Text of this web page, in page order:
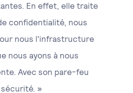
En effet, elle traite
confidentialité, nous
nous l'infrastructure
nous ayons à nous
Avec son pare-feu
»